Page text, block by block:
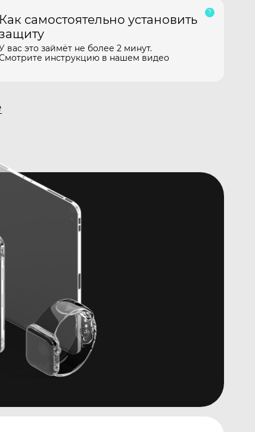
Как самостоятельно установить
вас это займёт не более 2 минут.
инструкцию в нашем видео